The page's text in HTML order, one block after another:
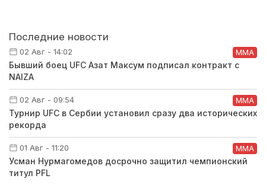
Последние новости
02 Авг - 14:02 ММА
Бывший боец UFC Азат Максум подписал контракт с
NAIZA
02 Авг - 09:54 ММА
Турнир UFC в Сербии установил сразу два исторических
рекорда
01 Авг - 11:20 ММА
Усман Нурмагомедов досрочно защитил чемпионский
титул PFL